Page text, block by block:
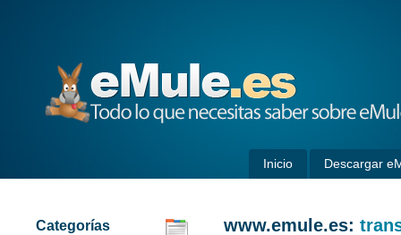
Inicio Descargar
Categorías www.emule.es: